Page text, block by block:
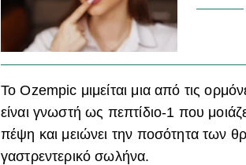
ΤοOzempic μιμείται μια από τις
είναι γνωστή ως πεπτίδιο-1 που
πέψη και μειώνει την ποσότητα των
γαστρεντερικό σωλήνα.